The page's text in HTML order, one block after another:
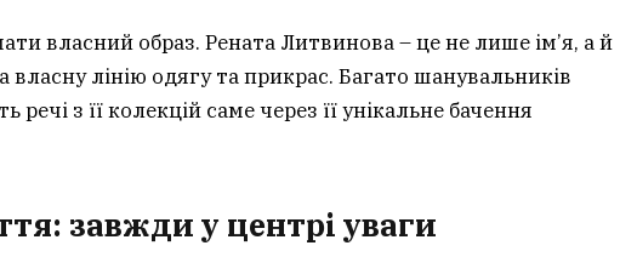
власний образ. Рената Литвинова – це не лише ім’я, а й
власну лінію одягу та прикрас. Багато шанувальників
з її колекцій саме через її унікальне бачення
завжди у центрі уваги